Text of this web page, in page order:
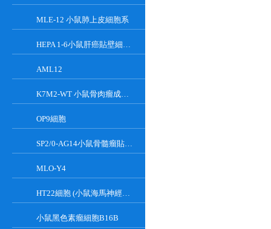
MLE-12 小鼠肺上皮細胞系
HEPA 1-6小鼠肝癌貼壁細胞系
AML12
K7M2-WT 小鼠骨肉瘤成骨細胞系
OP9細胞
SP2/0-AG14小鼠骨髓瘤貼壁細胞系
MLO-Y4
HT22細胞 (小鼠海馬神經元細胞) (STR鑒定正確)
小鼠黑色素瘤細胞B16B